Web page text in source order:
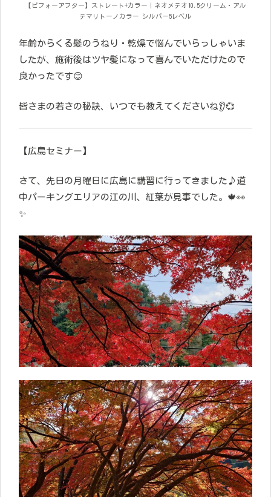
【ビフォーアフター】ストレート+カラー｜ネオメテオ10.5クリーム・アル
テマリトーノカラー シルバー5レベル
年齢からくる髪のうねり・乾燥で悩んでいらっしゃいま
したが、施術後はツヤ髪になって喜んでいただけたので
良かったです😊
皆さまの若さの秘訣、いつでも教えてくださいね👂💞
【広島セミナー】
さて、先日の月曜日に広島に講習に行ってきました♪道
中パーキングエリアの江の川、紅葉が見事でした。🍁👀
✨